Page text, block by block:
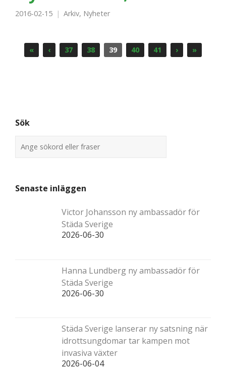
2016-02-15 Arkiv, Nyheter
« ‹ 37 38 39 40 41 › »
Sök
Senaste inläggen
Victor Johansson ny ambassadör för
Städa Sverige
2026-06-30
Hanna Lundberg ny ambassadör för
Städa Sverige
2026-06-30
Städa Sverige lanserar ny satsning när
idrottsungdomar tar kampen mot
invasiva växter
2026-06-04